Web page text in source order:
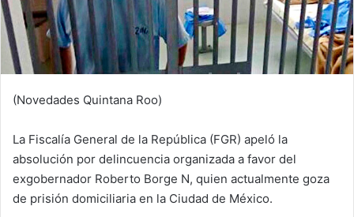
(Novedades Quintana Roo)
La Fiscalía General de la República (FGR) apeló la
absolución por delincuencia organizada a favor del
exgobernador Roberto Borge N, quien actualmente goza
de prisión domiciliaria en la Ciudad de México.